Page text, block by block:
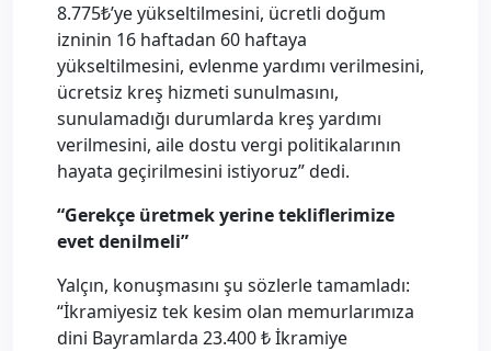
8.775₺’ye yükseltilmesini, ücretli doğum
izninin 16 haftadan 60 haftaya
yükseltilmesini, evlenme yardımı verilmesini,
ücretsiz kreş hizmeti sunulmasını,
sunulamadığı durumlarda kreş yardımı
verilmesini, aile dostu vergi politikalarının
hayata geçirilmesini istiyoruz” dedi.
“Gerekçe üretmek yerine tekliflerimize
evet denilmeli”
Yalçın, konuşmasını şu sözlerle tamamladı:
“İkramiyesiz tek kesim olan memurlarımıza
dini Bayramlarda 23.400 ₺ İkramiye